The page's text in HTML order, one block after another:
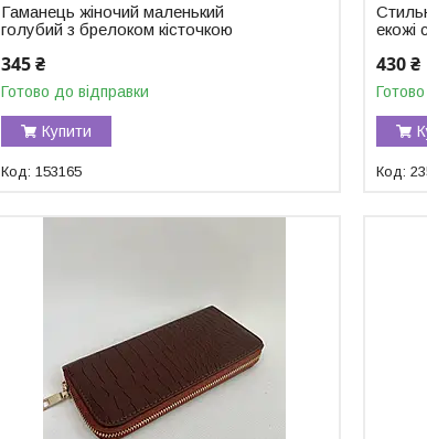
Гаманець жіночий маленький
голубий з брелоком кісточкою
345 ₴
Готово до відправки
Купити
153165
екожі
430 ₴